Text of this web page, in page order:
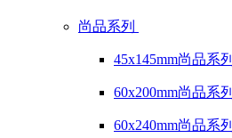
尚品系列
45x145mm尚品系列
60x200mm尚品系列
60x240mm尚品系列